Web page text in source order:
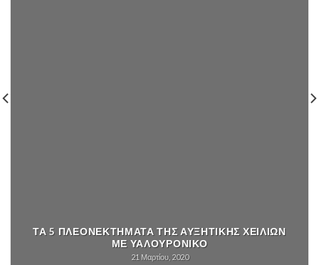
ΤΑ 5 ΠΛΕΟΝΕΚΤΗΜΑΤΑ ΤΗΣ ΑΥΞΗΤΙΚΗΣ ΧΕΙΛΙΩΝ
ΜΕ ΥΑΛΟΥΡΟΝΙΚΟ
21 Μαρτίου, 2020